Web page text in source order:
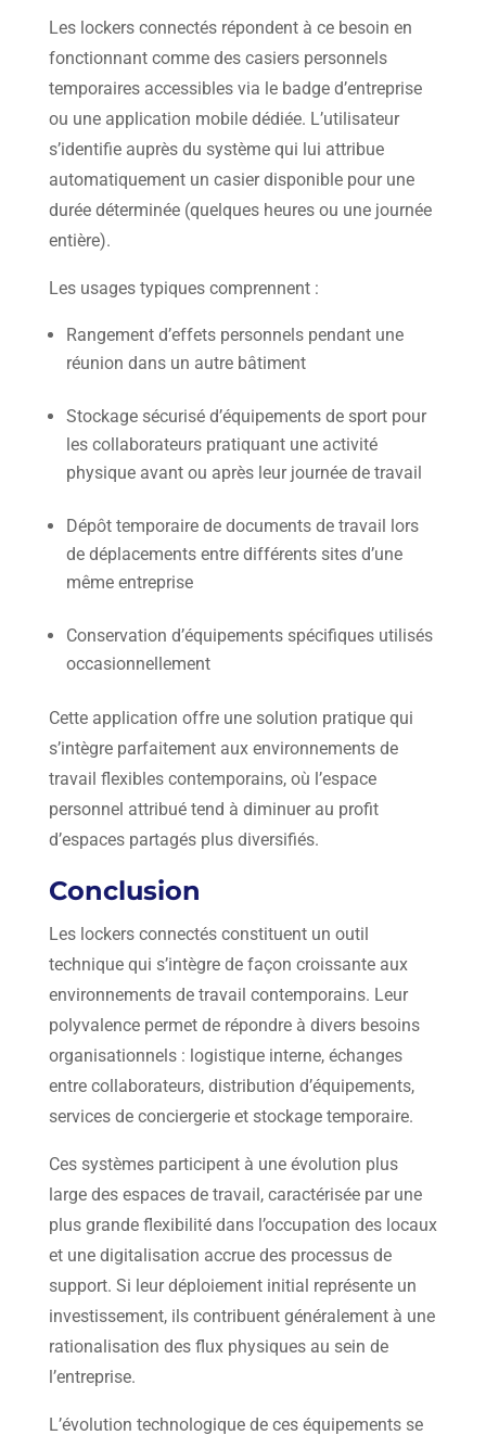
Les lockers connectés répondent à ce besoin en
fonctionnant comme des casiers personnels
temporaires accessibles via le badge d’entreprise
ou une application mobile dédiée. L’utilisateur
s’identifie auprès du système qui lui attribue
automatiquement un casier disponible pour une
durée déterminée (quelques heures ou une journée
entière).
Les usages typiques comprennent :
Rangement d’effets personnels pendant une
réunion dans un autre bâtiment
Stockage sécurisé d’équipements de sport pour
les collaborateurs pratiquant une activité
physique avant ou après leur journée de travail
Dépôt temporaire de documents de travail lors
de déplacements entre différents sites d’une
même entreprise
Conservation d’équipements spécifiques utilisés
occasionnellement
Cette application offre une solution pratique qui
s’intègre parfaitement aux environnements de
travail flexibles contemporains, où l’espace
personnel attribué tend à diminuer au profit
d’espaces partagés plus diversifiés.
Conclusion
Les lockers connectés constituent un outil
technique qui s’intègre de façon croissante aux
environnements de travail contemporains. Leur
polyvalence permet de répondre à divers besoins
organisationnels : logistique interne, échanges
entre collaborateurs, distribution d’équipements,
services de conciergerie et stockage temporaire.
Ces systèmes participent à une évolution plus
large des espaces de travail, caractérisée par une
plus grande flexibilité dans l’occupation des locaux
et une digitalisation accrue des processus de
support. Si leur déploiement initial représente un
investissement, ils contribuent généralement à une
rationalisation des flux physiques au sein de
l’entreprise.
L’évolution technologique de ces équipements se